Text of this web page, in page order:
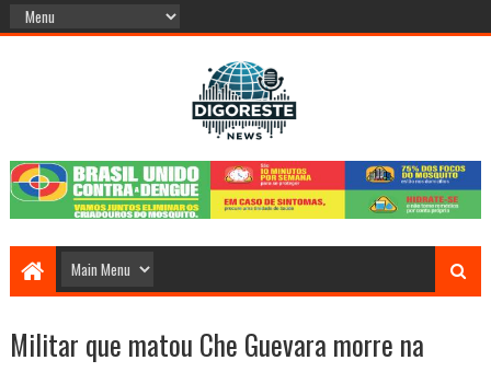
Militar que matou Che Guevara morre na